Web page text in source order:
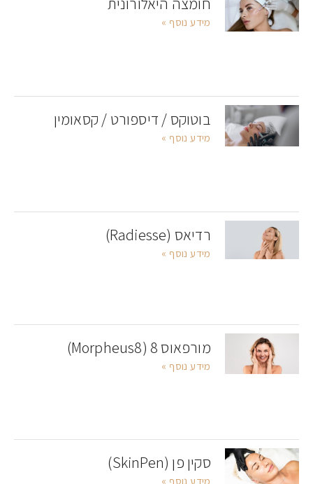
מידע נוסף »
בוטוקס / דיספורט / קסאומין
מידע נוסף »
רדיאס (Radiesse)
מידע נוסף »
מורפאוס 8 (Morpheus8)
מידע נוסף »
סקין פן (SkinPen)
מידע נוסף »